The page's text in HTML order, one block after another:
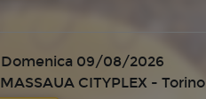
Domenica 09/08/2026
MASSAUA CITYPLEX - Torino